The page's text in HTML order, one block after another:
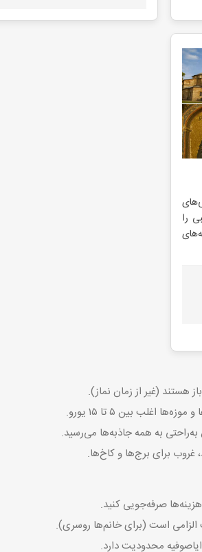
را
هستند (غیر از زمان نماز).
اغلب بین ۵ تا ۱۵ یورو.
به‌راحتی به همه جاذبه‌ها می‌رسید.
غروب برای برج‌ها و کاخ‌ها.
هزینه‌ها صرفه‌جویی کنید.
است (برای خانم‌ها روسری).
محدودیت دارد.